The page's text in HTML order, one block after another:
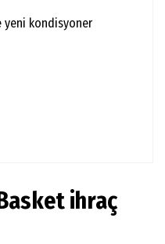
yeni kondisyoner
ihraç